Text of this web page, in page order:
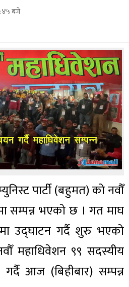
बजे
पार्टी (बहुमत) को नवौँ
सम्पन्न भएको छ । गत माघ
उद्घाटन गर्दै शुरु भएको
महाधिवेशन ९९ सदस्यीय
आज (बिहीबार) सम्पन्न